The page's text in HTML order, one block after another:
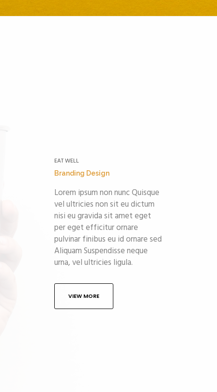
EAT WELL
Branding Design
Lorem ipsum non nunc Quisque
vel ultricies non sit eu dictum
nisi eu gravida sit amet eget
per eget efficitur ornare
pulvinar finibus eu id ornare sed
Aliquam Suspendisse neque
urna, vel ultricies ligula.
VIEW MORE